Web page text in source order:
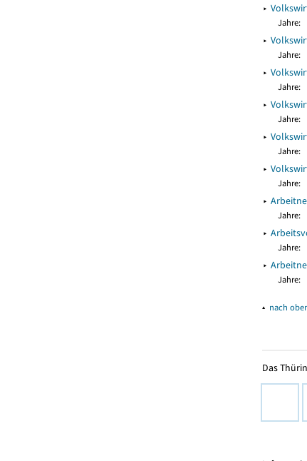
▸
Jahre:
▸
Jahre:
▸
Jahre:
▸
Jahre:
▸
Jahre:
▸
Jahre:
▸
Jahre:
▸
Jahre:
▸
Jahre:
▴ nach
Das